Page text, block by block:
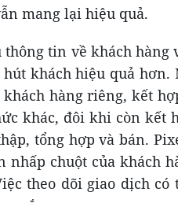
mang lại hiệu quả.
tin về khách hàng
khách hiệu quả hơn.
hàng riêng, kết
khác, đôi khi còn kết
tổng hợp và bán.
nhấp chuột của khách
theo dõi giao dịch